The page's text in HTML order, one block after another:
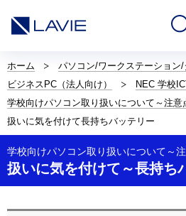
イ
ト
内
の
現
在
置
を
ホーム
パソコン/ワークステーション/
ビジネスPC（法人向け）
NEC 学校
学校向けパソコン取り扱いについて～注意
扱いに気を付けて長持ちバッテリー
扱いに気を付けて～長持ち
学校向けパソコン取り扱いについて～